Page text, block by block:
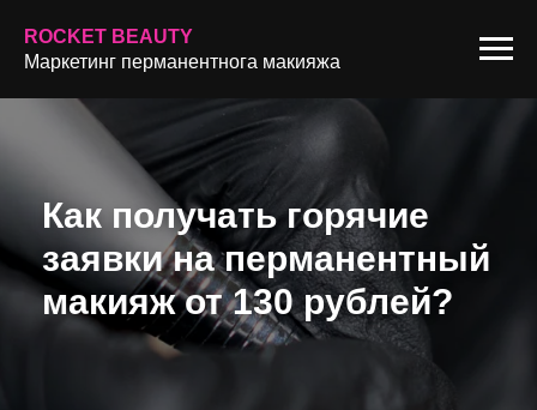
ROCKET BEAUTY
Маркетинг перманентнога макияжа
Как получать горячие
заявки на перманентный
макияж от 130 рублей?